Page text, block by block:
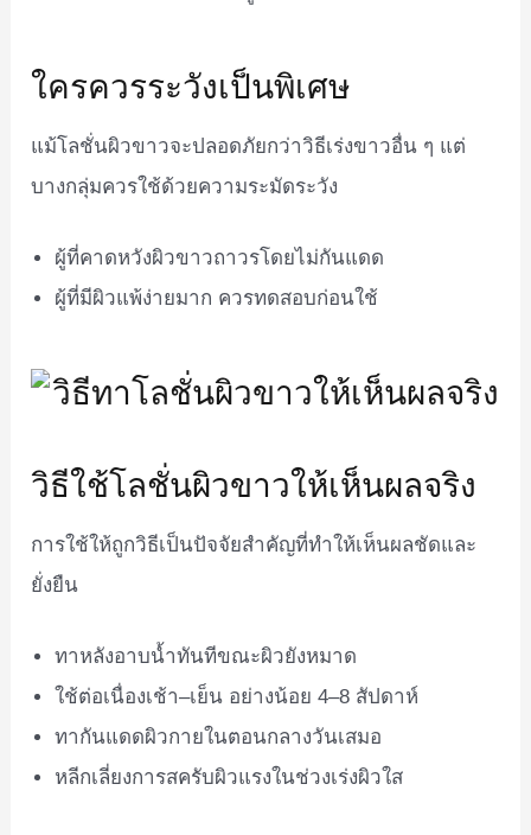
ใครควรระวังเป็นพิเศษ
แม้โลชั่นผิวขาวจะปลอดภัยกว่าวิธีเร่งขาวอื่น ๆ แต่
บางกลุ่มควรใช้ด้วยความระมัดระวัง
ผู้ที่คาดหวังผิวขาวถาวรโดยไม่กันแดด
ผู้ที่มีผิวแพ้ง่ายมาก ควรทดสอบก่อนใช้
วิธีใช้โลชั่นผิวขาวให้เห็นผลจริง
การใช้ให้ถูกวิธีเป็นปัจจัยสำคัญที่ทำให้เห็นผลชัดและ
ยั่งยืน
ทาหลังอาบน้ำทันทีขณะผิวยังหมาด
ใช้ต่อเนื่องเช้า–เย็น อย่างน้อย 4–8 สัปดาห์
ทากันแดดผิวกายในตอนกลางวันเสมอ
หลีกเลี่ยงการสครับผิวแรงในช่วงเร่งผิวใส